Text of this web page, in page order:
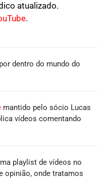
atualizado.
.
dentro do mundo do
mantido pelo sócio Lucas
vídeos comentando
playlist de vídeos no
opinião, onde tratamos